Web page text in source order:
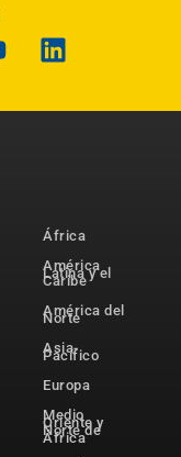
África
América
Latina y el
Caribe
América del
Norte
Asia-
Pacífico
Europa
Medio
Oriente y
Norte de
África